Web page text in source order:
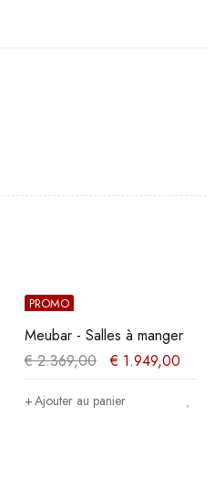
PROMO
Meubar - Salles à manger
€2.369,00 € 1.949,00
Ajouter au panier